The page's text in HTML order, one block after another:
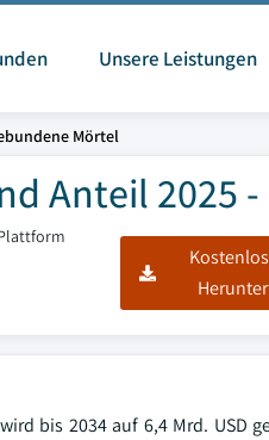
Unsere Leistungen
Mörtel
Anteil 2025 -
bis 2034 auf 6,4 Mrd. USD